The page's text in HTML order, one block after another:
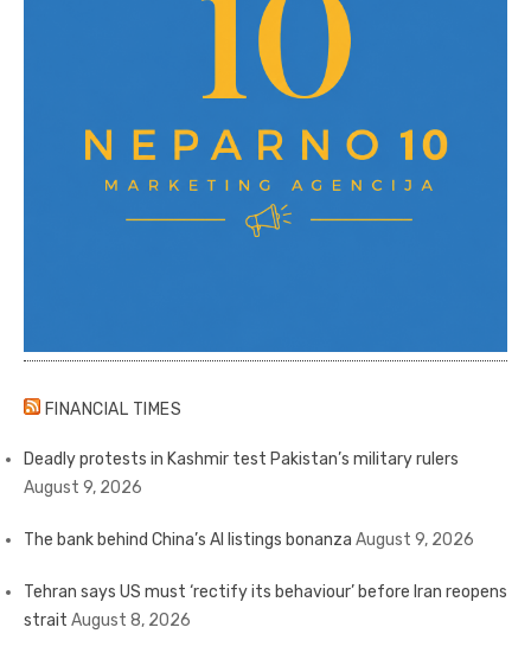
FINANCIAL TIMES
Deadly protests in Kashmir test Pakistan’s military rulers
August 9, 2026
The bank behind China’s AI listings bonanza August 9, 2026
Tehran says US must ‘rectify its behaviour’ before Iran reopens
strait August 8, 2026